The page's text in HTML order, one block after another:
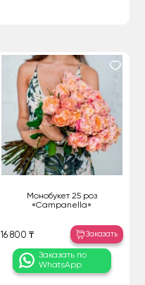
Монобукет 25 роз
«Campanella»
16 800 ₸ Заказать
Заказать по
WhatsApp